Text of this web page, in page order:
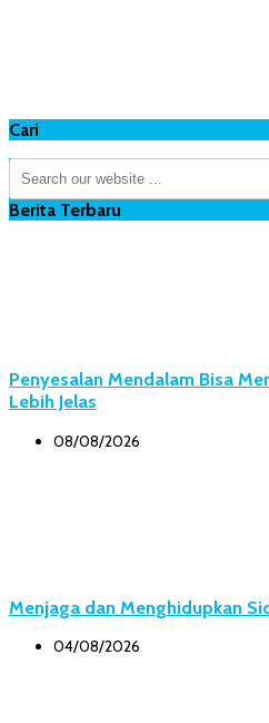
Cari
Berita Terbaru
Penyesalan Mendalam Bisa
Lebih Jelas
08/08/2026
Menjaga dan Menghidupkan
04/08/2026